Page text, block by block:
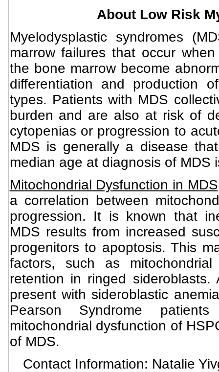
About Low Risk
Myelodysplastic syndromes
marrow failures that occur
the bone marrow become
differentiation and production
types. Patients with MDS
burden and are also at risk of
cytopenias or progression to
MDS is generally a disease
median age at diagnosis of MDS
Mitochondrial Dysfunction in MDS
a correlation between
progression. It is known that
MDS results from increased
progenitors to apoptosis. This
factors, such as
retention in ringed
present with sideroblastic
Pearson Syndrome
mitochondrial dysfunction of
of MDS.
Contact Information: Natalie